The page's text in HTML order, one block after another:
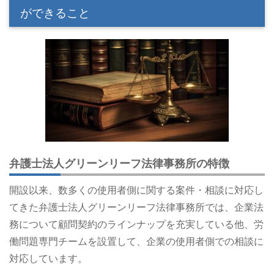
ができること
弁護士法人グリーンリーフ法律事務所の特徴
開設以来、数多くの使用者側に関する案件・相談に対応し
てきた弁護士法人グリーンリーフ法律事務所では、企業法
務について顧問契約のラインナップを充実している他、労
働問題専門チームを設置して、企業の使用者側での相談に
対応しています。